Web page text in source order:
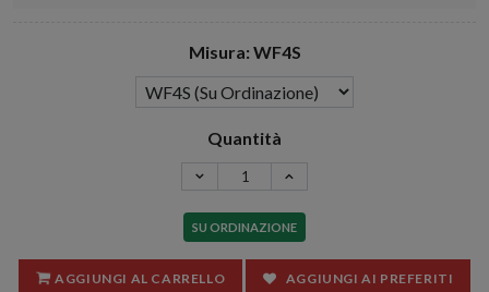
Misura: WF4S
Quantità
SU ORDINAZIONE
AGGIUNGI AL CARRELLO AGGIUNGI AI PREFERITI